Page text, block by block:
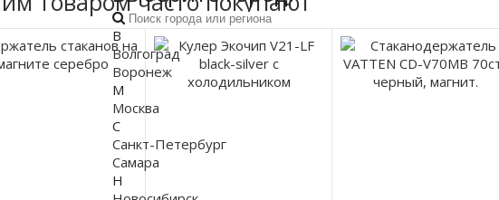
В
Волгоград
Воронеж
М
Москва
С
Санкт-Петербург
Самара
Н